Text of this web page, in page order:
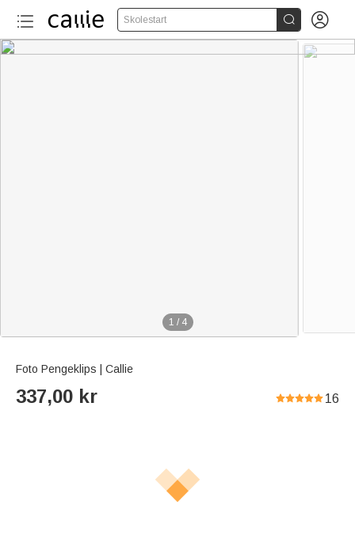
Skolestart  
1 / 4
Foto Pengeklips | Callie
337,00 kr 16